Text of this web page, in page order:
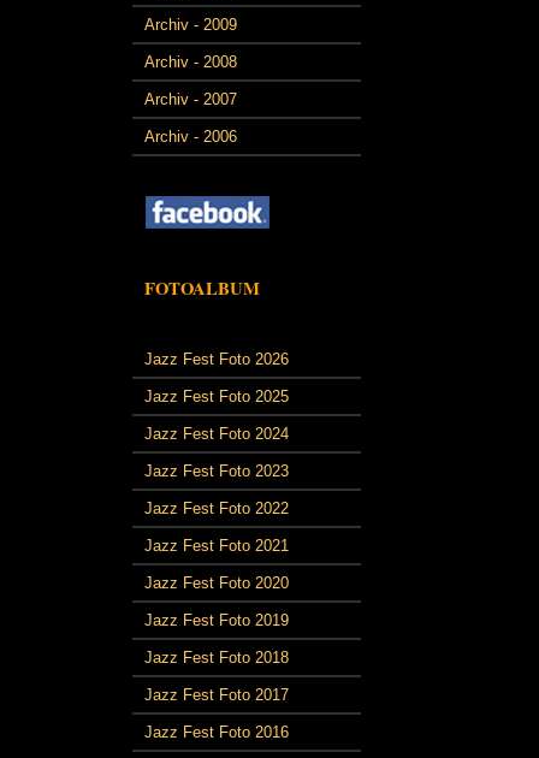
Archiv - 2009
Archiv - 2008
Archiv - 2007
Archiv - 2006
FOTOALBUM
Jazz Fest Foto 2026
Jazz Fest Foto 2025
Jazz Fest Foto 2024
Jazz Fest Foto 2023
Jazz Fest Foto 2022
Jazz Fest Foto 2021
Jazz Fest Foto 2020
Jazz Fest Foto 2019
Jazz Fest Foto 2018
Jazz Fest Foto 2017
Jazz Fest Foto 2016